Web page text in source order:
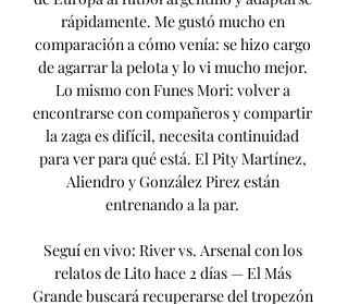
rápidamente. Me gustó mucho en
comparación a cómo venía: se hizo cargo
de agarrar la pelota y lo vi mucho mejor.
Lo mismo con Funes Mori: volver a
encontrarse con compañeros y compartir
la zaga es difícil, necesita continuidad
para ver para qué está. El Pity Martínez,
Aliendro y González Pirez están
entrenando a la par.
Seguí en vivo: River vs. Arsenal con los
relatos de Lito hace 2 días — El Más
Grande buscará recuperarse del tropezón